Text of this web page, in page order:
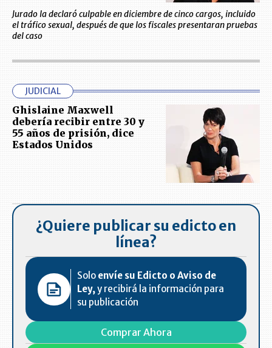
Jurado la declaró culpable en diciembre de cinco cargos, incluido
el tráfico sexual, después de que los fiscales presentaran pruebas
del caso
JUDICIAL
Ghislaine Maxwell
debería recibir entre 30 y
55 años de prisión, dice
Estados Unidos
¿Quiere publicar su edicto en
línea?
Solo envíe su Edicto o Aviso de
Ley,y recibirá la información para
su publicación
Comprar Ahora